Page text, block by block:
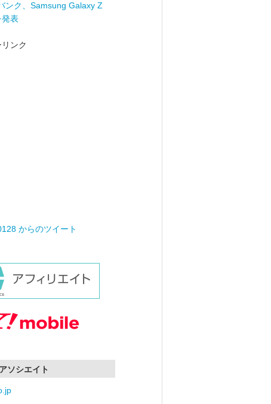
ンク、Samsung Galaxy Z
発表
ンク
からのツイート
ソシエイト